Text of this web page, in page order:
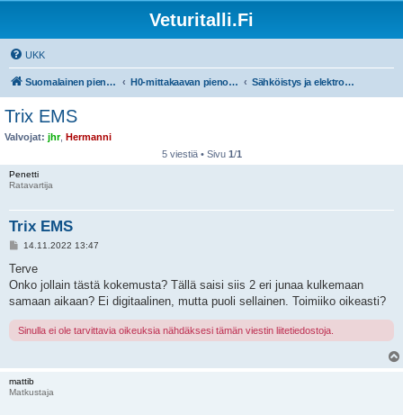
Veturitalli.Fi
UKK
Suomalainen pienoisrautatiefoorumi H0-mittakaavan pienoisrautatiet Sähköistys ja elektroniikka
Trix EMS
Valvojat: jhr, Hermanni
5 viestiä • Sivu 1/1
Penetti
Ratavartija
Trix EMS
V
e
t
i
14.11.2022 13:47
Terve
Onko jollain tästä kokemusta? Tällä saisi siis 2 eri junaa kulkemaan
samaan aikaan? Ei digitaalinen, mutta puoli sellainen. Toimiiko oikeasti?
Sinulla ei ole tarvittavia oikeuksia nähdäksesi tämän viestin liitetiedostoja.
mattib
Matkustaja